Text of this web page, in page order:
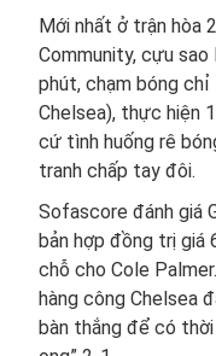
Mới nhất ở trận hòa
Community, cựu
phút, chạm bóng
Chelsea), thực hiện
cứ tình huống rê
tranh chấp tay đôi.
Sofascore đánh giá
bản hợp đồng trị giá
chỗ cho Cole
hàng công Chelsea
bàn thắng để có